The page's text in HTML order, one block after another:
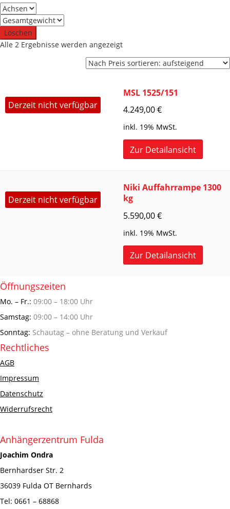
Löschen
Alle 2 Ergebnisse werden angezeigtNach
sortiert:
Derzeit nicht verfügbar
MSL 1525/151
4.249,00€
inkl. 19% MwSt.
Zur Detailansicht
Derzeit nicht verfügbar
Niki Auffahrrampe 1300
kg
5.590,00€
inkl. 19% MwSt.
Zur Detailansicht
Öffnungszeiten
Mo. – Fr.: 09:00 – 18:00 Uhr
Samstag: 09:00 – 14:00 Uhr
Sonntag: Schautag – ohne Beratung und Verkauf
Rechtliches
AGB
Impressum
Datenschutz
Widerrufsrecht
Anhängerzentrum Fulda
Joachim Ondra
Bernhardser Str. 2
36039 Fulda OT Bernhards
Tel: 0661 – 68868